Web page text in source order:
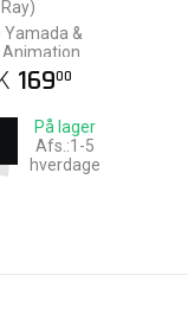
Ray)
Yamada &
Animation
16900
På lager
Afs.:1-5
hverdage